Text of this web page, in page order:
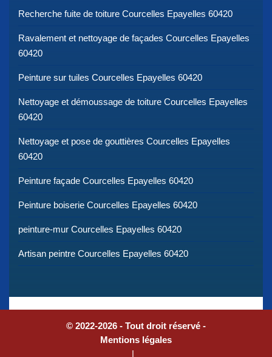
Recherche fuite de toiture Courcelles Epayelles 60420
Ravalement et nettoyage de façades Courcelles Epayelles
60420
Peinture sur tuiles Courcelles Epayelles 60420
Nettoyage et démoussage de toiture Courcelles Epayelles
60420
Nettoyage et pose de gouttières Courcelles Epayelles
60420
Peinture façade Courcelles Epayelles 60420
Peinture boiserie Courcelles Epayelles 60420
peinture-mur Courcelles Epayelles 60420
Artisan peintre Courcelles Epayelles 60420
© 2022-2026 - Tout droit réservé -
Mentions légales
|